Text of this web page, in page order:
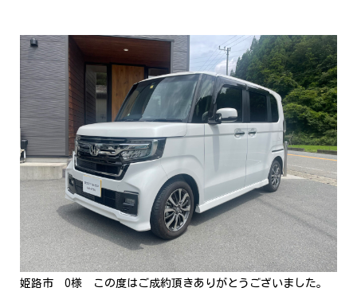
姫路市 O様 この度はご成約頂きありがとうございました。